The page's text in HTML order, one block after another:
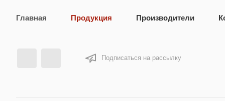
Главная Продукция Производители
Подписаться на рассылку